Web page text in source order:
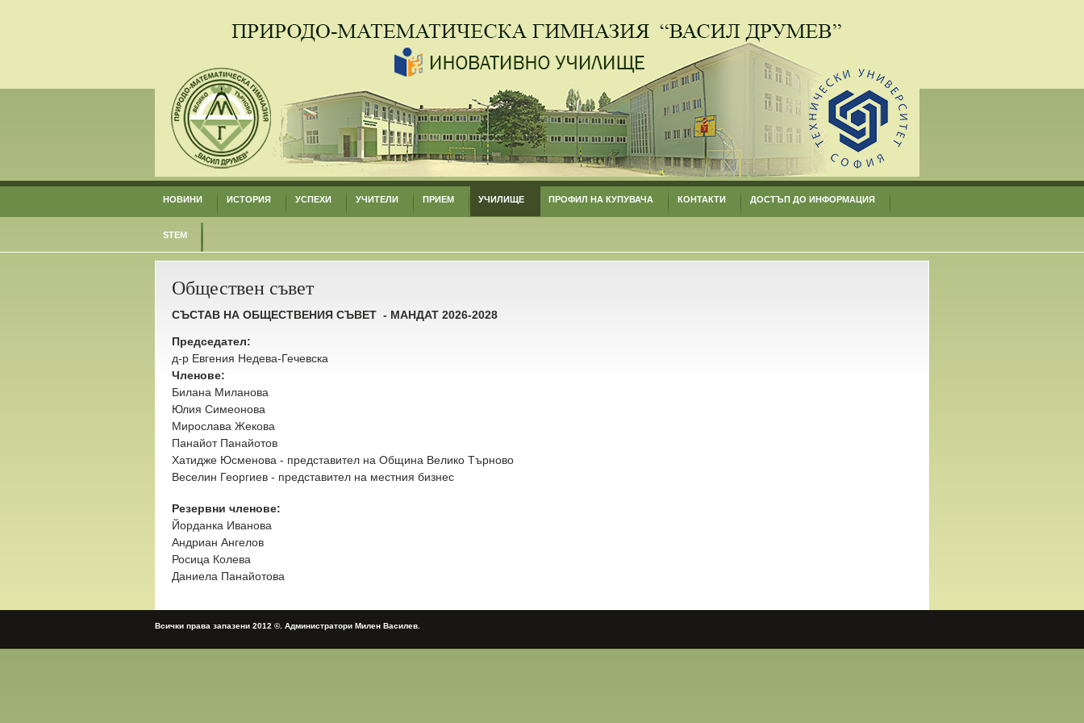
НОВИНИ ИСТОРИЯ УСПЕХИ УЧИТЕЛИ ПРИЕМ УЧИЛИЩЕ ПРОФИЛ НА КУПУВАЧА КОНТАКТИ ДОСТЪП ДО ИНФОРМАЦИЯ
STEM
Обществен съвет
СЪСТАВ НА ОБЩЕСТВЕНИЯ СЪВЕТ - МАНДАТ 2026-2028
Председател:
д-р Евгения Недева-Гечевска
Членове:
Билана Миланова
Юлия Симеонова
Мирослава Жекова
Панайот Панайотов
Хатидже Юсменова - представител на Община Велико Търново
Веселин Георгиев - представител на местния бизнес
Резервни членове:
Йорданка Иванова
Андриан Ангелов
Росица Колева
Даниела Панайотова
Всички права запазени 2012 ©. Администратори Милен Василев.